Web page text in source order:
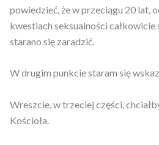
powiedzieć, że w przeciągu 20 lat,
kwestiach seksualności całkowicie
starano się zaradzić.
W drugim punkcie staram się
Wreszcie, w trzeciej części,
Kościoła.